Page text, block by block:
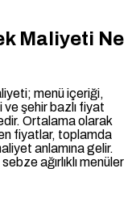
Maliyeti Ne
menü içeriği,
ve şehir bazlı fiyat
Ortalama olarak
fiyatlar, toplamda
anlamına gelir.
ağırlıklı menüler